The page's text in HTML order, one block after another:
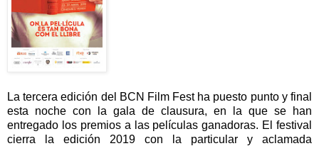
La tercera edición del BCN Film Festha puesto punto y final
esta noche con la gala de clausura, en la que se han
entregado los premios a las películas ganadoras. El festival
cierra la edición 2019 con la particular y aclamada